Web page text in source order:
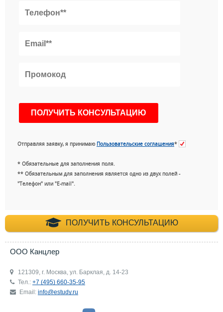
Отправляя заявку, я принимаю Пользовательские соглашения*
* Обязательные для заполнения поля.
** Обязательным для заполнения является одно из двух полей -
"Телефон" или "E-mail".
ПОЛУЧИТЬ КОНСУЛЬТАЦИЮ
+7 (495) 660-35-
ООО Канцлер
121309, г. Москва, ул. Барклая, д. 14-23
Тел.: +7 (495) 660-35-95
Email: info@estudy.ru